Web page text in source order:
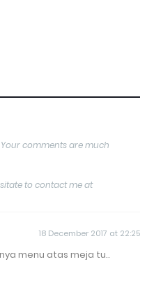
comments are much
to contact me at
18 December 2017 at 22:25
menu atas meja tu..